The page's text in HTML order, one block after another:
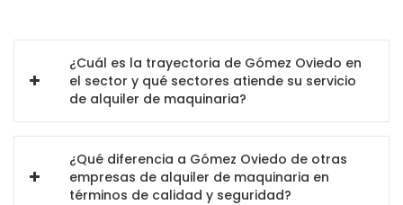
¿Cuál es la trayectoria de Gómez Oviedo en
el sector y qué sectores atiende su servicio
de alquiler de maquinaria?
¿Qué diferencia a Gómez Oviedo de otras
empresas de alquiler de maquinaria en
términos de calidad y seguridad?